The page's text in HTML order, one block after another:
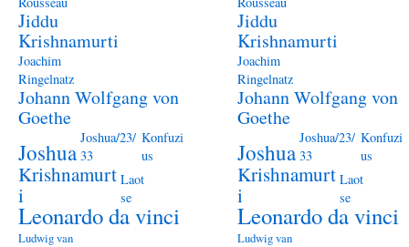
Jiddu
Krishnamurti
Joachim
Ringelnatz
Johann Wolfgang von
Goethe
Joshua
Joshua/23/
33
Konfuzi
us
Krishnamurt
i
Laot
se
Leonardo da vinci
Ludwig van
Jiddu
Krishnamurti
Joachim
Ringelnatz
Johann Wolfgang von
Goethe
Joshua
Joshua/23/
33
Konfuzi
us
Krishnamurt
i
Laot
se
Leonardo da vinci
Ludwig van